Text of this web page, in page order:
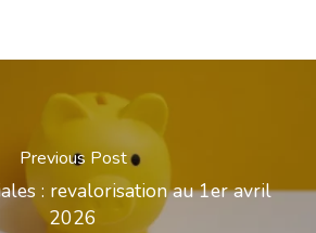
Previous Post
: revalorisation au 1er avril
2026